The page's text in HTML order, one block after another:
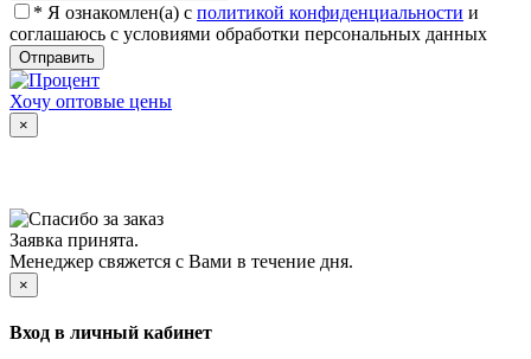
* Я ознакомлен(а) с политикой конфиденциальности и
соглашаюсь с условиями обработки персональных данных
Отправить
Хочу оптовые цены
×
Заявка принята.
Менеджер свяжется с Вами в течение дня.
×
Вход в личный кабинет